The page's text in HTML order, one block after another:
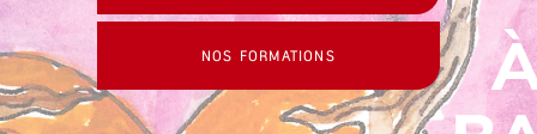
NOS FORMATIONS